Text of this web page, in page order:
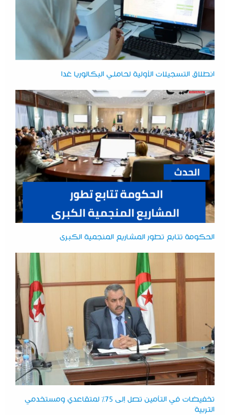
انطلاق التسجيلات الأولية لحاملي البكالوريا غدا
الحكومة تتابع تطور المشاريع المنجمية الكبرى
تخفيضات في التأمين تصل إلى 75% لمتقاعدي ومستخدمي
التربية